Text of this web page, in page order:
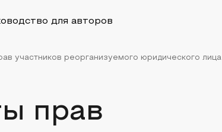
для авторов
участников реорганизуемого юридического лица
прав